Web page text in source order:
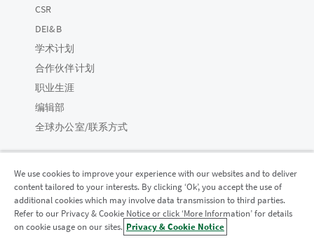
CSR
DEI&B
学术计划
合作伙伴计划
职业生涯
编辑部
全球办公室/联系方式
Qlik 社区
法律协议 产品条款 Legal Policies 法律条规
We use cookies to improve your experience with our websites and to deliver
content tailored to your interests. By clicking ‘Ok’, you accept the use of
additional cookies which may involve data transmission to third parties.
Refer to our Privacy & Cookie Notice or click ‘More Information’ for details
on cookie usage on our sites. Privacy & Cookie Notice